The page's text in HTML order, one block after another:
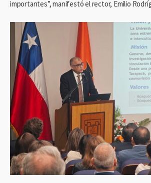
importantes”, manifestó el rector, Emilio